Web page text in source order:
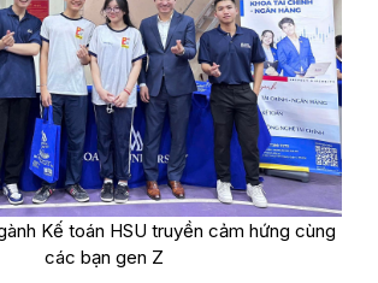
Kế toán HSU truyền cảm hứng cùng
các bạn gen Z